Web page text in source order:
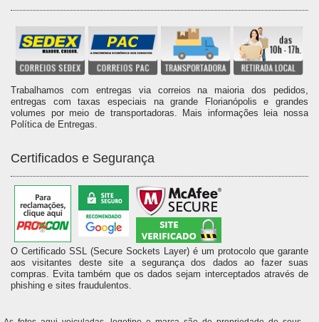
Trabalhamos com entregas via correios na maioria dos pedidos,
entregas com taxas especiais na grande Florianópolis e grandes
volumes por meio de transportadoras. Mais informações leia nossa
Política de Entregas.
Certificados e Segurança
O Certificado SSL (Secure Sockets Layer) é um protocolo que garante
aos visitantes deste site a segurança dos dados ao fazer suas
compras. Evita também que os dados sejam interceptados através de
phishing e sites fraudulentos.